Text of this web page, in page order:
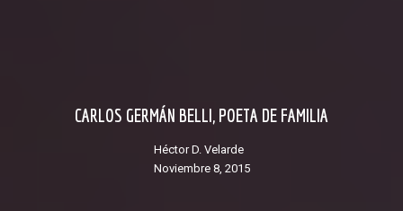
CARLOS GERMÁN BELLI, POETA DE FAMILIA
Héctor D. Velarde
noviembre 8, 2015